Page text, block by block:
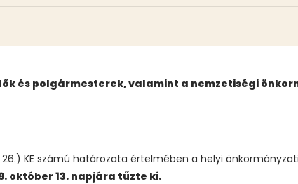
és polgármesterek, valamint a nemzetiségi
26.) KE számú határozata értelmében a helyi
október 13. napjára tűzte ki.